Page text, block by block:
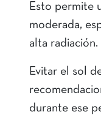
Esto permite
moderada,
alta radiación.
Evitar el sol
durante ese